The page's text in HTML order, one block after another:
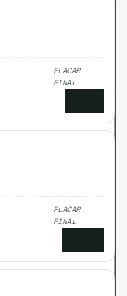
PLACAR
FINAL
PLACAR
FINAL